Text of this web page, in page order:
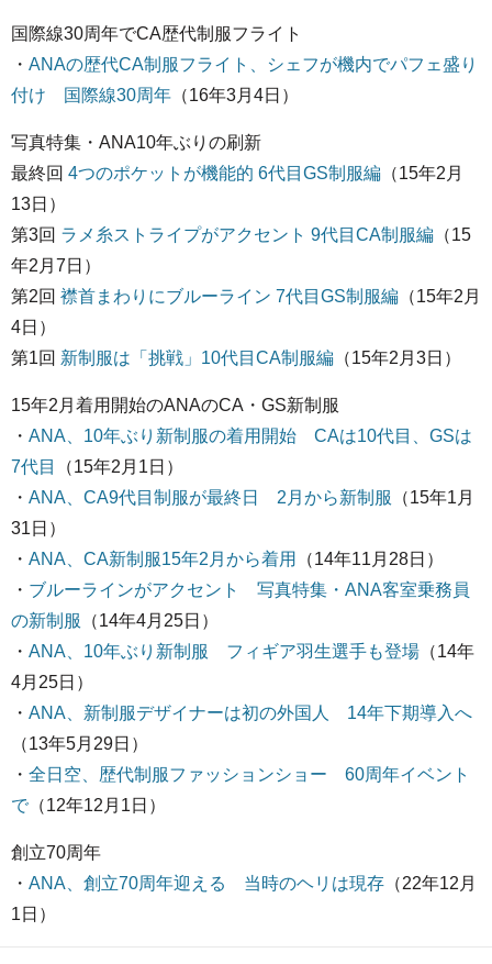
国際線30周年でCA歴代制服フライト
・ ANAの歴代CA制服フライト、シェフが機内でパフェ盛り
付け 国際線30周年 （16年3月4日）
写真特集・ANA10年ぶりの刷新
最終回 4つのポケットが機能的 6代目GS制服編 （15年2月
13日）
第3回 ラメ糸ストライプがアクセント 9代目CA制服編 （15
年2月7日）
第2回 襟首まわりにブルーライン 7代目GS制服編 （15年2月
4日）
第1回 新制服は「挑戦」10代目CA制服編 （15年2月3日）
15年2月着用開始のANAのCA・GS新制服
・ ANA、10年ぶり新制服の着用開始 CAは10代目、GSは
7代目
（15年2月1日）
・ ANA、CA9代目制服が最終日 2月から新制服
（15年1月
31日）
・ ANA、CA新制服15年2月から着用
（14年11月28日）
・ ブルーラインがアクセント 写真特集・ANA客室乗務員
の新制服
（14年4月25日）
・ ANA、10年ぶり新制服 フィギア羽生選手も登場 （14年
4月25日）
・ ANA、新制服デザイナーは初の外国人 14年下期導入へ
（13年5月29日）
・ 全日空、歴代制服ファッションショー 60周年イベント
で（12年12月1日）
創立70周年
・ ANA、創立70周年迎える 当時のヘリは現存 （22年12月
1日）